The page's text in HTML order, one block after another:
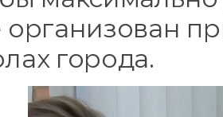
города.